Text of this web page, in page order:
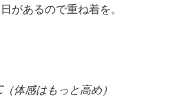
があるので重ね着を。
体感はもっと高め）